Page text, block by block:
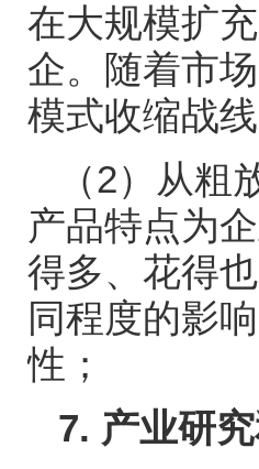
在大规模扩
企。随着市
模式收缩战
（2）从粗
产品特点为
得多、花得
同程度的影
性；
7. 产业研